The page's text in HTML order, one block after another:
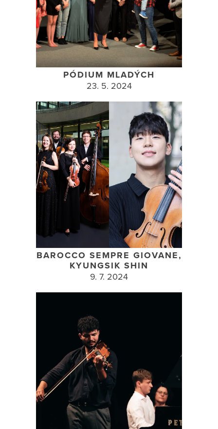
PÓDIUM MLADÝCH
23. 5. 2024
BAROCCO SEMPRE GIOVANE,
KYUNGSIK SHIN
9. 7. 2024